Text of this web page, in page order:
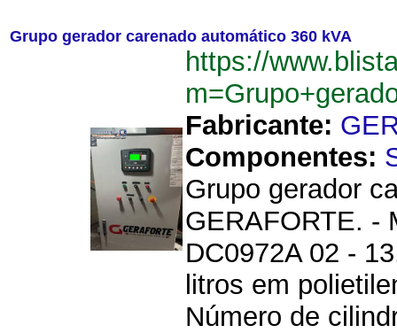
Grupo gerador carenado automático 360 kVA
https://
Fabricante:
Componentes:
Grupo gerador
GERAFORTE. -
DC0972A 02 -
litros em
Número de